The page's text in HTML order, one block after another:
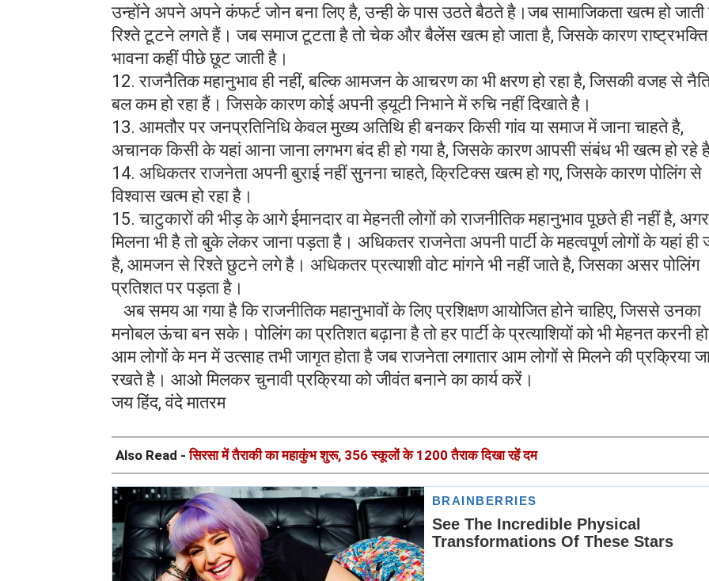
उन्होंने अपने अपने कंफर्ट जोन बना लिए है, उन्ही के पास उठते बैठते है।जब सामाजिकता खत्म हो जाती
रिश्ते टूटने लगते हैं। जब समाज टूटता है तो चेक और बैलेंस खत्म हो जाता है, जिसके कारण
भावना कहीं पीछे छूट जाती है।
12. राजनैतिक महानुभाव ही नहीं, बल्कि आमजन के आचरण का भी क्षरण हो रहा है, जिसकी वजह से
बल कम हो रहा हैं। जिसके कारण कोई अपनी ड्यूटी निभाने में रुचि नहीं दिखाते है।
13. आमतौर पर जनप्रतिनिधि केवल मुख्य अतिथि ही बनकर किसी गांव या समाज में जाना चाहते है,
अचानक किसी के यहां आना जाना लगभग बंद ही हो गया है, जिसके कारण आपसी संबंध भी खत्म हो रहे
14. अधिकतर राजनेता अपनी बुराई नहीं सुनना चाहते, क्रिटिक्स खत्म हो गए, जिसके कारण पोलिंग से
विश्वास खत्म हो रहा है।
15. चाटुकारों की भीड़ के आगे ईमानदार वा मेहनती लोगों को राजनीतिक महानुभाव पूछते ही नहीं है, अगर
मिलना भी है तो बुके लेकर जाना पड़ता है। अधिकतर राजनेता अपनी पार्टी के महत्वपूर्ण लोगों के यहां ही
है, आमजन से रिश्ते छुटने लगे है। अधिकतर प्रत्याशी वोट मांगने भी नहीं जाते है, जिसका असर पोलिंग
प्रतिशत पर पड़ता है।
अब समय आ गया है कि राजनीतिक महानुभावों के लिए प्रशिक्षण आयोजित होने चाहिए, जिससे उनका
मनोबल ऊंचा बन सके। पोलिंग का प्रतिशत बढ़ाना है तो हर पार्टी के प्रत्याशियों को भी मेहनत करनी
आम लोगों के मन में उत्साह तभी जागृत होता है जब राजनेता लगातार आम लोगों से मिलने की प्रक्रिया
रखते है। आओ मिलकर चुनावी प्रक्रिया को जीवंत बनाने का कार्य करें।
जय हिंद, वंदे मातरम
Also Read -सिरसा में तैराकी का महाकुंभ शुरू, 356 स्कूलों के 1200 तैराक दिखा रहें दम